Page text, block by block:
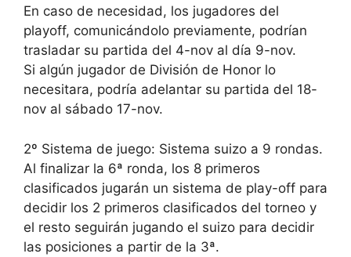
En caso de necesidad, los jugadores del
playoff, comunicándolo previamente, podrían
trasladar su partida del 4-nov al día 9-nov.
Si algún jugador de División de Honor lo
necesitara, podría adelantar su partida del 18-
nov al sábado 17-nov.
2º Sistema de juego: Sistema suizo a 9 rondas.
Al finalizar la 6ª ronda, los 8 primeros
clasificados jugarán un sistema de play-off para
decidir los 2 primeros clasificados del torneo y
el resto seguirán jugando el suizo para decidir
las posiciones a partir de la 3ª.